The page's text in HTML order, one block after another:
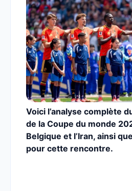
Voici l’analyse complète
de la Coupe du monde
Belgique et l’Iran, ainsi
pour cette rencontre.